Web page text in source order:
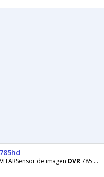
de imagen DVR785 HDSensor CMOS Resolución de Video HD(1280720